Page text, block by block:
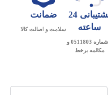
پشتیبانی 24
ساعته
با شماره 0511803 و
مکالمه برخط
ضمانت
سلامت و اصالت کالا